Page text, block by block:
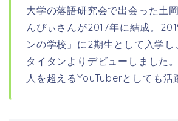
大学の落語研究会で出会った土
んぴぃさんが2017年に結成。
ンの学校」に2期生として入学
タイタンよりデビューしました
人を超えるYouTuberとしても活